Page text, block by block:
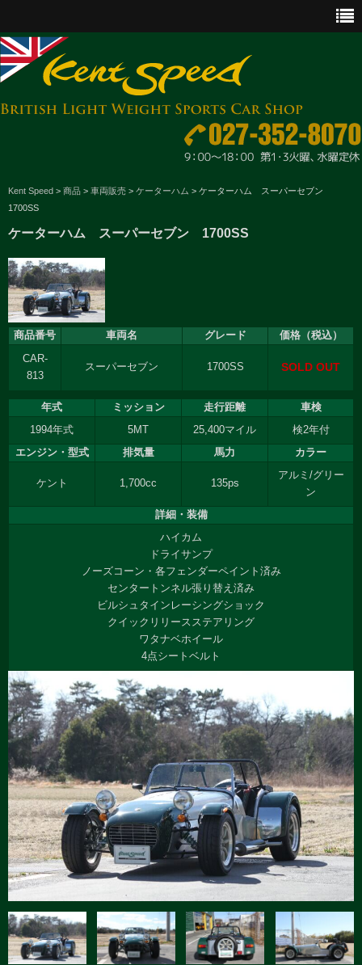
CAR SALES
PARTS
ENGINE MAINTENANCE
OTHER WORKS
GOODS & ACCESSORIES
OUTLINE
Kent Speed > 商品 > 車両販売 > ケーターハム > ケーターハム スーパーセブン
1700SS
ケーターハム スーパーセブン 1700SS
商品番号 車両名 グレード 価格（税込）
CAR-
813
スーパーセブン 1700SS SOLD OUT
年式 ミッション 走行距離
車検
1994年式
5MT 25,400マイル
検2年付
エンジン・型式
排気量 馬力 カラー
ケント 1,700cc 135ps
アルミ/グリー
ン
詳細・装備
ハイカム
ドライサンプ
ノーズコーン・各フェンダーペイント済み
センタートンネル張り替え済み
ビルシュタインレーシングショック
クイックリリースステアリング
ワタナベホイール
4点シートベルト